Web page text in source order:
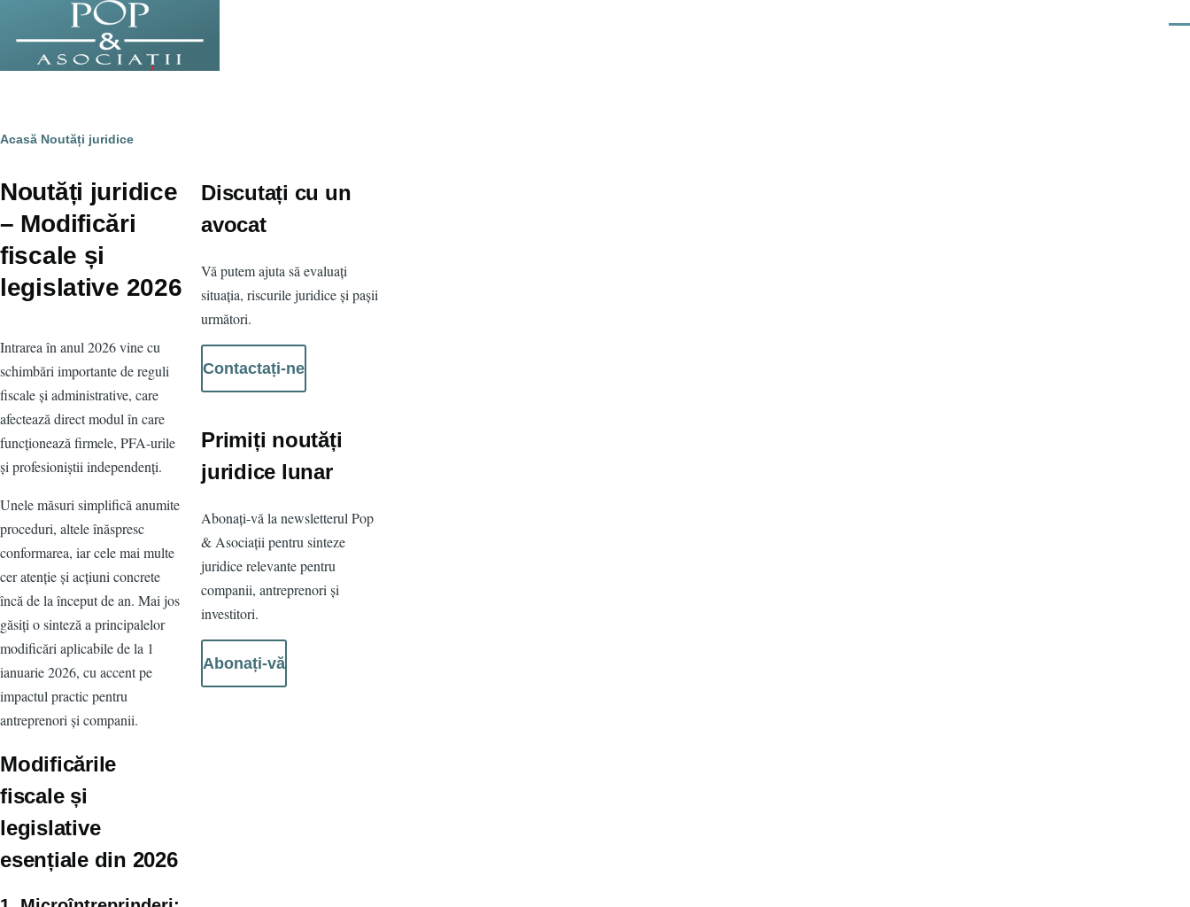
Sari la conținutul principal
Breadcrumb
Acasă Noutăți juridice
Noutăți juridice
– Modificări
fiscale și
legislative 2026
Intrarea în anul 2026 vine cu
schimbări importante de reguli
fiscale și administrative, care
afectează direct modul în care
funcționează firmele, PFA-urile
și profesioniștii independenți.
Unele măsuri simplifică anumite
proceduri, altele înăspresc
conformarea, iar cele mai multe
cer atenție și acțiuni concrete
încă de la început de an. Mai jos
găsiți o sinteză a principalelor
modificări aplicabile de la 1
ianuarie 2026, cu accent pe
impactul practic pentru
antreprenori și companii.
Modificările
fiscale și
legislative
esențiale din 2026
Discutați cu un
avocat
Vă putem ajuta să evaluați
situația, riscurile juridice și pașii
următori.
Contactați-ne
Primiți noutăți
juridice lunar
Abonați-vă la newsletterul Pop
& Asociații pentru sinteze
juridice relevante pentru
companii, antreprenori și
investitori.
Abonați-vă